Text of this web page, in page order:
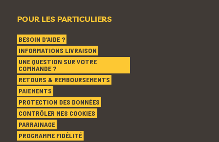
POUR LES PARTICULIERS
BESOIN D'AIDE ?
INFORMATIONS LIVRAISON
UNE QUESTION SUR VOTRE
COMMANDE ?
RETOURS & REMBOURSEMENTS
PAIEMENTS
PROTECTION DES DONNÉES
CONTRÔLER MES COOKIES
PARRAINAGE
PROGRAMME FIDÉLITÉ